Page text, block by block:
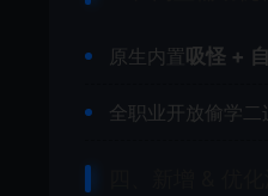
原生内置 吸怪 +
全职业开放偷学二